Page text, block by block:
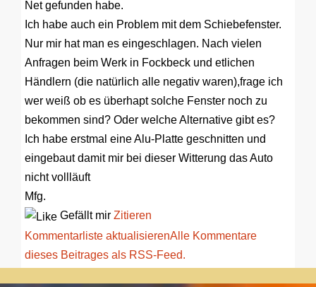
Net gefunden habe.
Ich habe auch ein Problem mit dem Schiebefenster.
Nur mir hat man es eingeschlagen. Nach vielen
Anfragen beim Werk in Fockbeck und etlichen
Händlern (die natürlich alle negativ waren),frage ich
wer weiß ob es überhapt solche Fenster noch zu
bekommen sind? Oder welche Alternative gibt es?
Ich habe erstmal eine Alu-Platte geschnitten und
eingebaut damit mir bei dieser Witterung das Auto
nicht vollläuft
Mfg.
Gefällt mir Zitieren
Kommentarliste aktualisierenAlle Kommentare
dieses Beitrages als RSS-Feed.